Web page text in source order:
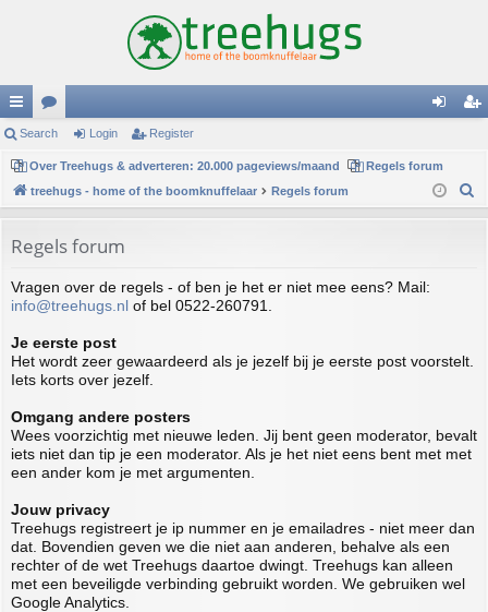
ui
ck
lin
or
u
m
in
er
Search Login Register
Over Treehugs & adverteren: 20.000 pageviews/maand
Regels forum
treehugs - home of the boomknuffelaar
Regels forum
Regels forum
Vragen over de regels - of ben je het er niet mee eens? Mail:
info@treehugs.nl of bel 0522-260791.
Je eerste post
Het wordt zeer gewaardeerd als je jezelf bij je eerste post voorstelt.
Iets korts over jezelf.
Omgang andere posters
Wees voorzichtig met nieuwe leden. Jij bent geen moderator, bevalt
iets niet dan tip je een moderator. Als je het niet eens bent met met
een ander kom je met argumenten.
Jouw privacy
Treehugs registreert je ip nummer en je emailadres - niet meer dan
dat. Bovendien geven we die niet aan anderen, behalve als een
rechter of de wet Treehugs daartoe dwingt. Treehugs kan alleen
met een beveiligde verbinding gebruikt worden. We gebruiken wel
Google Analytics.